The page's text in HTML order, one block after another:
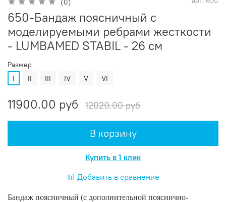
(0)
650-Бандаж поясничный с
моделируемыми ребрами жесткости
- LUMBAMED STABIL - 26 см
Размер
I
II III IV V VI
11900.00 руб 12020.00 руб
В корзину
Купить в 1 клик
Добавить в сравнение
Бандаж поясничный (с дополнительной пояснично-